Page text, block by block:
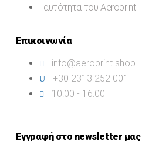
Ταυτότητα του Aeroprint
Επικοινωνία
info@aeroprint.shop
+30 2313 252 001
10:00 - 16:00
Εγγραφή στο newsletter μας